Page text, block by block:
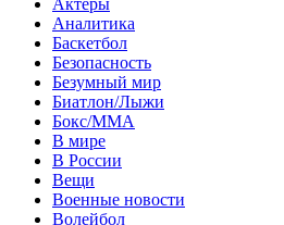
Аналитика
Баскетбол
Безопасность
Безумный мир
Биатлон/Лыжи
Бокс/MMA
В мире
В России
Вещи
Военные новости
Волейбол